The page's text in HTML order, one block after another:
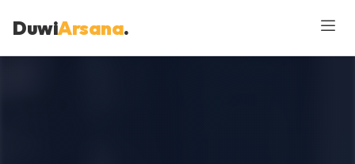
DuwiArsana.